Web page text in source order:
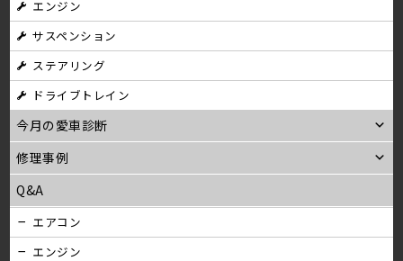
シ
ョ
ン
エンジン
サスペンション
ステアリング
ドライブトレイン
今月の愛車診断
修理事例
Q&A
エアコン
エンジン